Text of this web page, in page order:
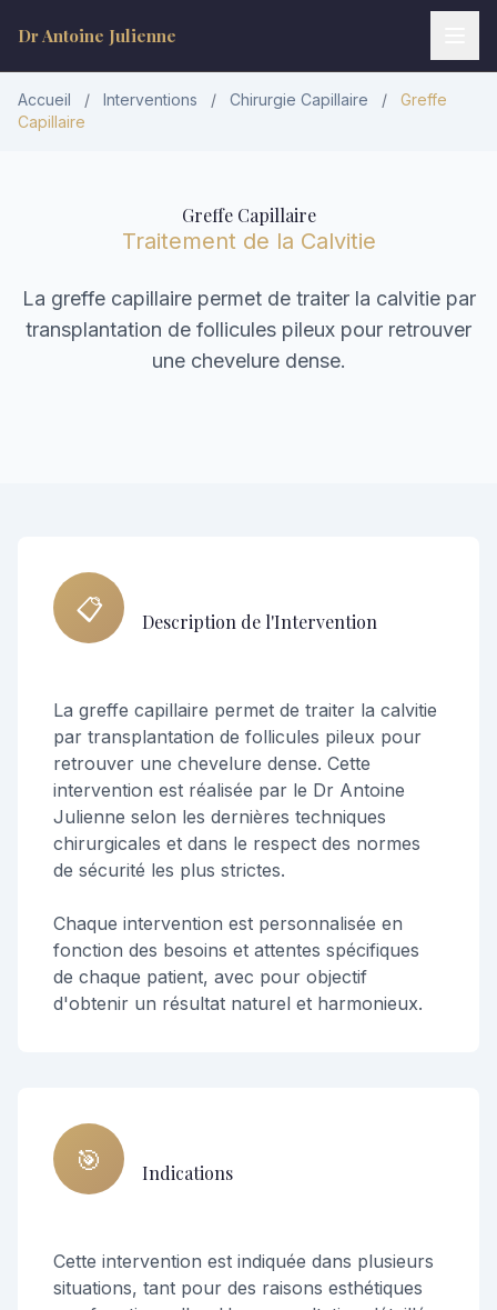
Dr Antoine Julienne
Accueil / Interventions / Chirurgie Capillaire /
Greffe
Capillaire
Greffe Capillaire
Traitement de la Calvitie
La greffe capillaire permet de traiter la calvitie par
transplantation de follicules pileux pour retrouver
une chevelure dense.
📋 Description de l'Intervention
La greffe capillaire permet de traiter la calvitie
par transplantation de follicules pileux pour
retrouver une chevelure dense. Cette
intervention est réalisée par le Dr Antoine
Julienne selon les dernières techniques
chirurgicales et dans le respect des normes
de sécurité les plus strictes.
Chaque intervention est personnalisée en
fonction des besoins et attentes spécifiques
de chaque patient, avec pour objectif
d'obtenir un résultat naturel et harmonieux.
🎯 Indications
Cette intervention est indiquée dans plusieurs
situations, tant pour des raisons esthétiques
Dr Antoine Julienne
Assistant virtuel • Chirurgie plastique